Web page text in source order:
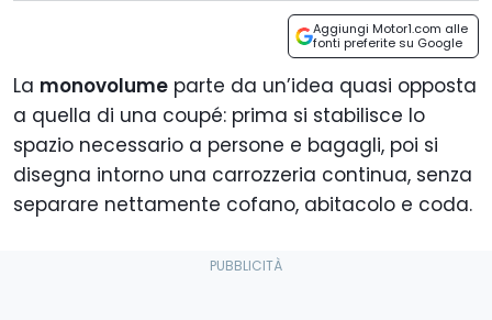
Aggiungi Motor1.com alle
fonti preferite su Google
La monovolume parte da un’idea quasi opposta
a quella di una coupé: prima si stabilisce lo
spazio necessario a persone e bagagli, poi si
disegna intorno una carrozzeria continua, senza
separare nettamente cofano, abitacolo e coda.